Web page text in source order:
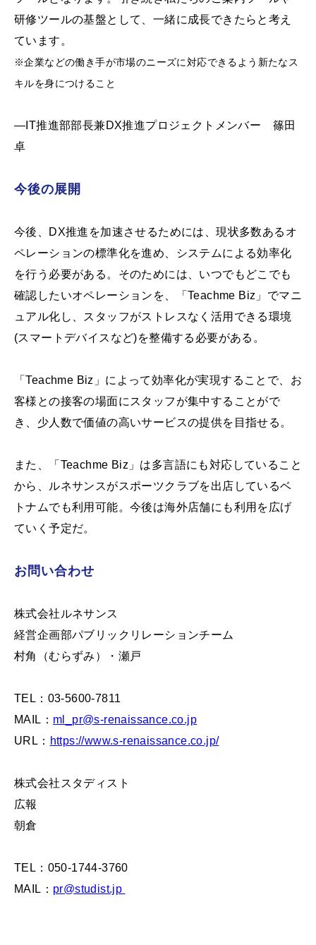
研修ツールの基盤として、一緒に成長できたらと考え
ています。
※企業などの働き手が市場のニーズに対応できるよう新たなス
キルを身につけること
―IT推進部部長兼DX推進プロジェクトメンバー 篠田
卓
今後の展開
今後、DX推進を加速させるためには、現状多数あるオ
ペレーションの標準化を進め、システムによる効率化
を行う必要がある。そのためには、いつでもどこでも
確認したいオペレーションを、「Teachme Biz」でマニ
ュアル化し、スタッフがストレスなく活用できる環境
(スマートデバイスなど)を整備する必要がある。
「Teachme Biz」によって効率化が実現することで、お
客様との接客の場面にスタッフが集中することがで
き、少人数で価値の高いサービスの提供を目指せる。
また、「Teachme Biz」は多言語にも対応していること
から、ルネサンスがスポーツクラブを出店しているベ
トナムでも利用可能。今後は海外店舗にも利用を広げ
ていく予定だ。
お問い合わせ
株式会社ルネサンス
経営企画部パブリックリレーションチーム
村角（むらずみ）・瀬戸
TEL：03-5600-7811
MAIL： ml_pr@s-renaissance.co.jp
URL： https://www.s-renaissance.co.jp/
株式会社スタディスト
広報
朝倉
TEL：050-1744-3760
MAIL： pr@studist.jp